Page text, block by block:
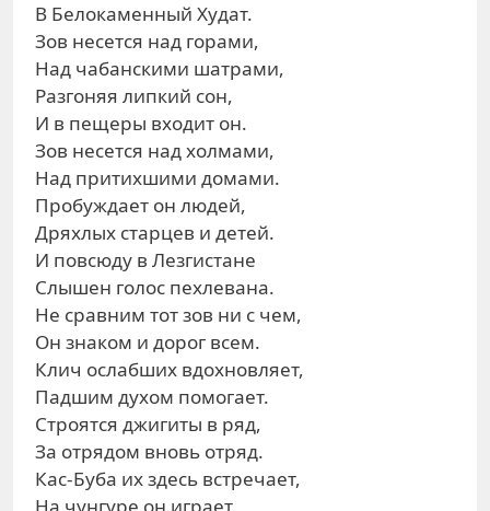
В Белокаменный Худат.
Зов несется над горами,
Над чабанскими шатрами,
Разгоняя липкий сон,
И в пещеры входит он.
Зов несется над холмами,
Над притихшими домами.
Пробуждает он людей,
Дряхлых старцев и детей.
И повсюду в Лезгистане
Слышен голос пехлевана.
Не сравним тот зов ни с чем,
Он знаком и дорог всем.
Клич ослабших вдохновляет,
Падшим духом помогает.
Строятся джигиты в ряд,
За отрядом вновь отряд.
Кас-Буба их здесь встречает,